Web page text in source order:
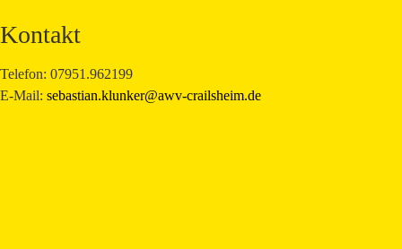
Kontakt
Telefon: 07951.962199
E-Mail: sebastian.klunker@awv-crailsheim.de